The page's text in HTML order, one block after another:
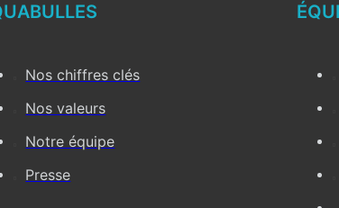
Nos chiffres clés
Nos valeurs
Notre équipe
Presse